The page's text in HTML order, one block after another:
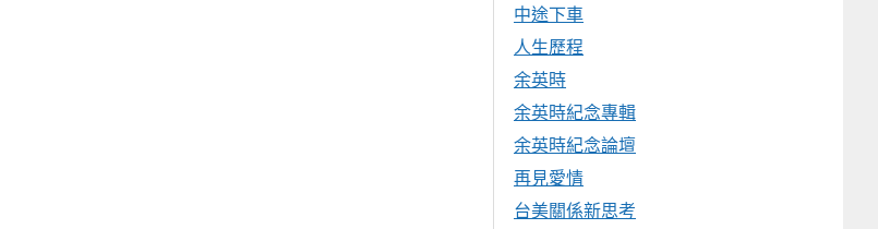
中途下車
人生歷程
余英時
余英時紀念專輯
余英時紀念論壇
再見愛情
台美關係新思考